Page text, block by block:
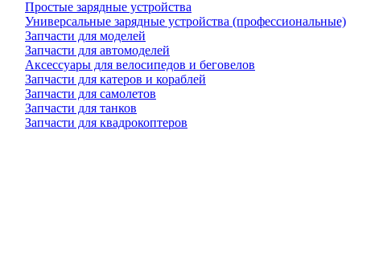
Простые зарядные устройства
Универсальные зарядные устройства (профессиональные)
Запчасти для моделей
Запчасти для автомоделей
Аксессуары для велосипедов и беговелов
Запчасти для катеров и кораблей
Запчасти для самолетов
Запчасти для танков
Запчасти для квадрокоптеров